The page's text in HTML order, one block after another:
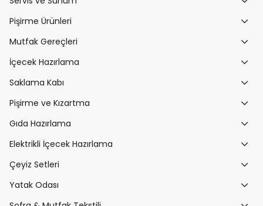
Pişirme Ürünleri
Mutfak Gereçleri
İçecek Hazırlama
Saklama Kabı
Pişirme ve Kızartma
Gıda Hazırlama
Elektrikli İçecek Hazırlama
Çeyiz Setleri
Yatak Odası